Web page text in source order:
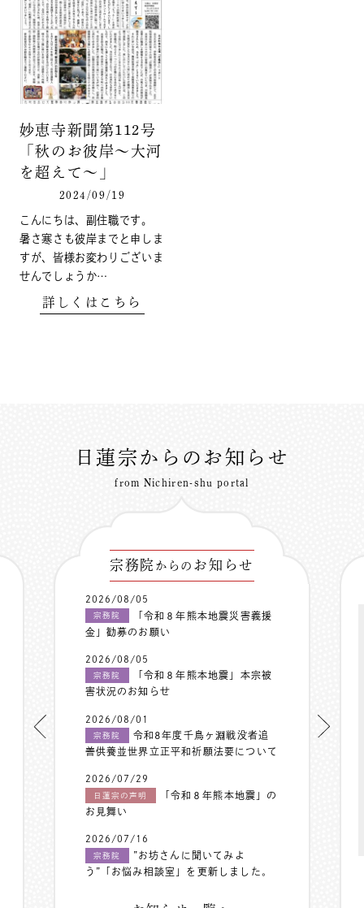
妙恵寺新聞第112号
「秋のお彼岸～大河
を超えて～」
2024/09/19
こんにちは、副住職です。
暑さ寒さも彼岸までと申しま
すが、皆様お変わりございま
せんでしょうか…
詳しくはこちら
日蓮宗からのお知らせ
from Nichiren-shu portal
宗務院 からの お知らせ
2026/08/05
宗務院
「令和８年熊本地震災害義援
金」勧募のお願い
2026/08/05
宗務院
「令和８年熊本地震」本宗被
害状況のお知らせ
2026/08/01
宗務院
令和8年度千鳥ヶ淵戦没者追
善供養並世界立正平和祈願法要について
2026/07/29
日蓮宗の声明
「令和８年熊本地震」の
お見舞い
2026/07/16
宗務院
”お坊さんに聞いてみよ
う”「お悩み相談室」を更新しました。